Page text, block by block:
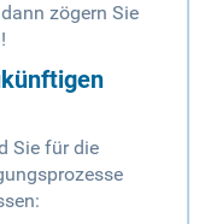
zögern Sie
Sie für die